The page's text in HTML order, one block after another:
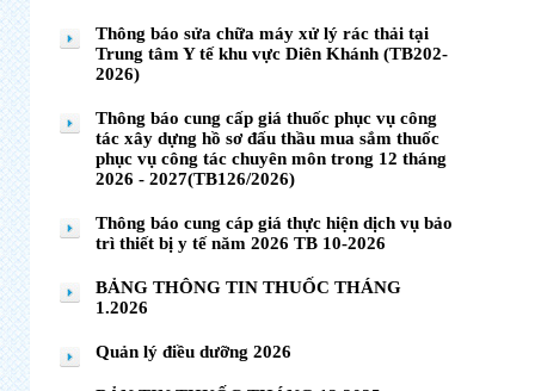
Thông báo sửa chữa máy xử lý rác thải tại
Trung tâm Y tế khu vực Diên Khánh (TB202-
2026)
Thông báo cung cấp giá thuốc phục vụ công
tác xây dựng hồ sơ đấu thầu mua sắm thuốc
phục vụ công tác chuyên môn trong 12 tháng
2026 - 2027(TB126/2026)
Thông báo cung cáp giá thực hiện dịch vụ bảo
trì thiết bị y tế năm 2026 TB 10-2026
BẢNG THÔNG TIN THUỐC THÁNG
1.2026
Quản lý điều dưỡng 2026